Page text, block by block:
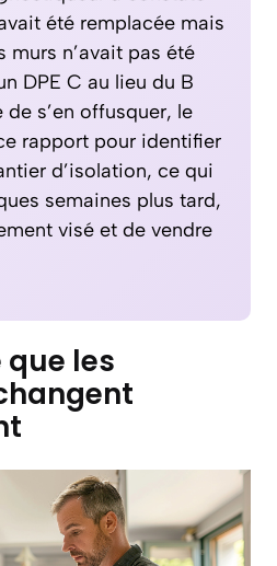
été remplacée mais
murs n’avait pas été
DPE C au lieu du B
s’en offusquer, le
rapport pour identifier
d’isolation, ce qui
semaines plus tard,
visé et de vendre
que les